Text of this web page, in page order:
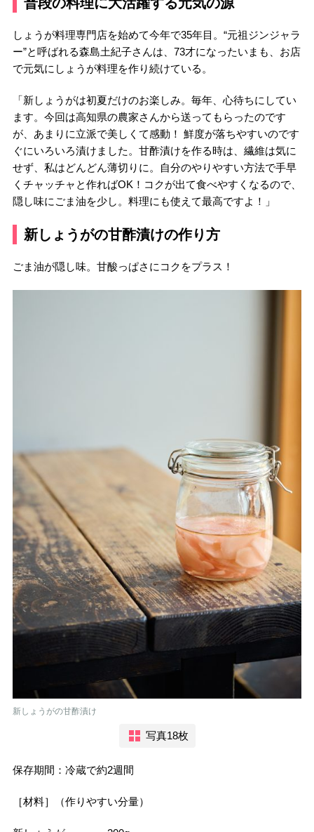
しょうが料理専門店を始めて今年で35年目。“元祖ジンジャラ
ー”と呼ばれる森島土紀子さんは、73才になったいまも、お店
で元気にしょうが料理を作り続けている。
「新しょうがは初夏だけのお楽しみ。毎年、心待ちにしてい
ます。今回は高知県の農家さんから送ってもらったのです
が、あまりに立派で美しくて感動！ 鮮度が落ちやすいのです
ぐにいろいろ漬けました。甘酢漬けを作る時は、繊維は気に
せず、私はどんどん薄切りに。自分のやりやすい方法で手早
くチャッチャと作ればOK！コクが出て食べやすくなるので、
隠し味にごま油を少し。料理にも使えて最高ですよ！」
新しょうがの甘酢漬けの作り方
ごま油が隠し味。甘酸っぱさにコクをプラス！
新しょうがの甘酢漬け
写真18枚
保存期間：冷蔵で約2週間
［材料］（作りやすい分量）